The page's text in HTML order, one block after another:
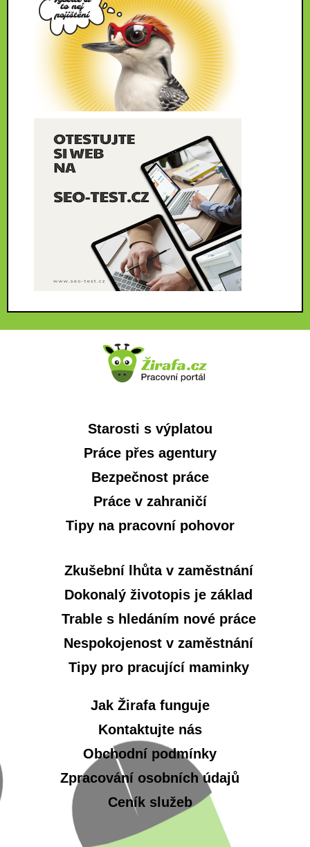
Starosti s výplatou
Práce přes agentury
Bezpečnost práce
Práce v zahraničí
Tipy na pracovní pohovor
Zkušební lhůta v zaměstnání
Dokonalý životopis je základ
Trable s hledáním nové práce
Nespokojenost v zaměstnání
Tipy pro pracující maminky
Jak Žirafa funguje
Kontaktujte nás
Obchodní podmínky
Zpracování osobních údajů
Ceník služeb